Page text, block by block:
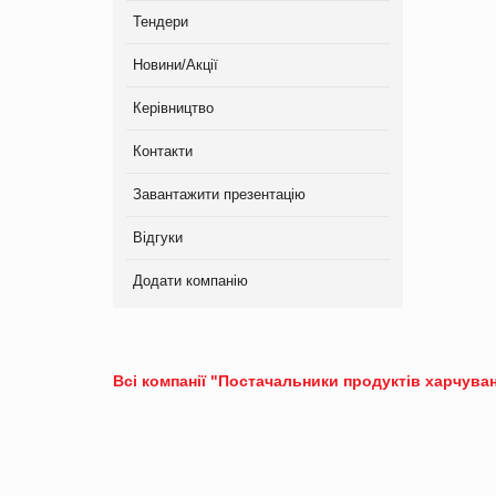
Тендери
Новини/Акції
Керівництво
Контакти
Завантажити презентацію
Відгуки
Додати компанію
Всі компанії "Постачальники продуктів